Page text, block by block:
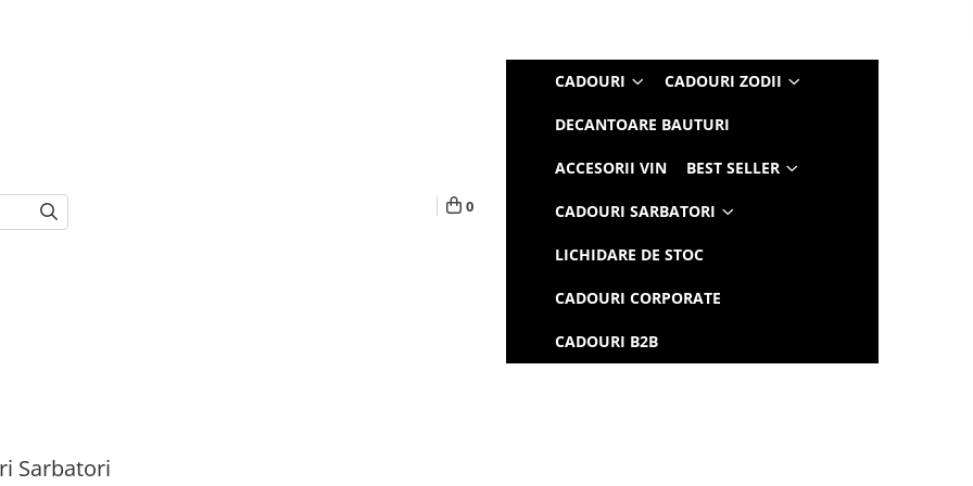
0
CADOURI CADOURI ZODII
DECANTOARE BAUTURI
ACCESORII VIN BEST SELLER
CADOURI SARBATORI
LICHIDARE DE STOC
CADOURI CORPORATE
CADOURI B2B
Sarbatori